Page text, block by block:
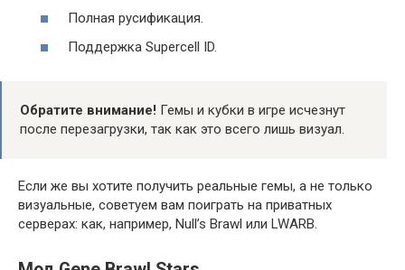
Полная русификация.
Поддержка Supercell ID.
Обратите внимание! Гемы и кубки в игре исчезнут
после перезагрузки, так как это всего лишь визуал.
Если же вы хотите получить реальные гемы, а не только
визуальные, советуем вам поиграть на приватных
серверах: как, например, Null’s Brawl или LWARB.